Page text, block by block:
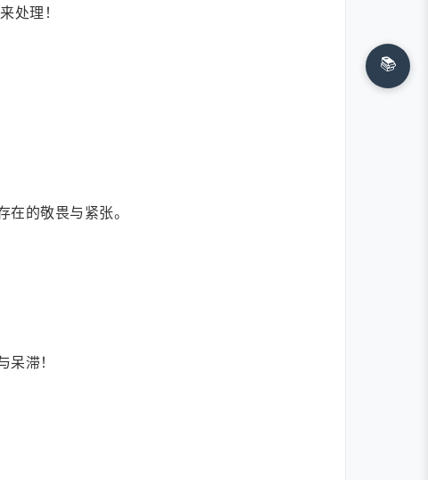
处理！
的敬畏与紧张。
滞！
📚